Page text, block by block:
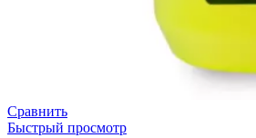
Сравнить
Быстрый просмотр